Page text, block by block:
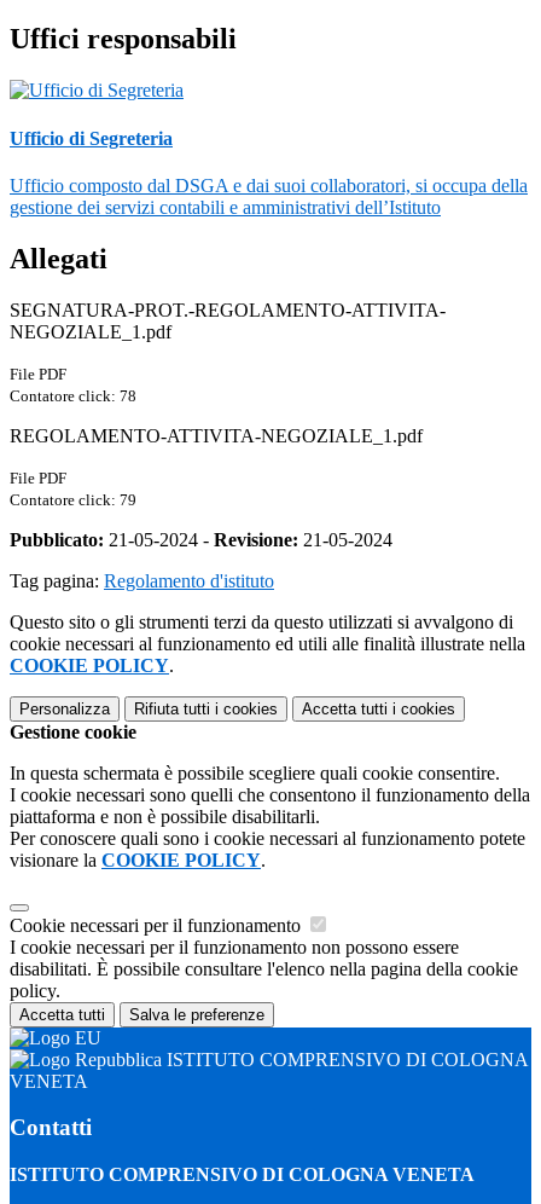
Uffici responsabili
Ufficio di Segreteria
Ufficio composto dal DSGA e dai suoi collaboratori, si occupa della
gestione dei servizi contabili e amministrativi dell’Istituto
Allegati
SEGNATURA-PROT.-REGOLAMENTO-ATTIVITA-
NEGOZIALE_1.pdf
File PDF
Contatore click: 78
REGOLAMENTO-ATTIVITA-NEGOZIALE_1.pdf
File PDF
Contatore click: 79
Pubblicato: 21-05-2024 - Revisione: 21-05-2024
Tag pagina: Regolamento d'istituto
Questo sito o gli strumenti terzi da questo utilizzati si avvalgono di
cookie necessari al funzionamento ed utili alle finalità illustrate nella
COOKIE POLICY.
Personalizza Rifiuta tutti i cookies Accetta tutti i cookies
Gestione cookie
In questa schermata è possibile scegliere quali cookie consentire.
I cookie necessari sono quelli che consentono il funzionamento della
piattaforma e non è possibile disabilitarli.
Per conoscere quali sono i cookie necessari al funzionamento potete
visionare la COOKIE POLICY.
Cookie necessari per il funzionamento
I cookie necessari per il funzionamento non possono essere
disabilitati. È possibile consultare l'elenco nella pagina della cookie
policy.
Accetta tutti Salva le preferenze
ISTITUTO COMPRENSIVO DI COLOGNA
VENETA
Contatti
ISTITUTO COMPRENSIVO DI COLOGNA VENETA